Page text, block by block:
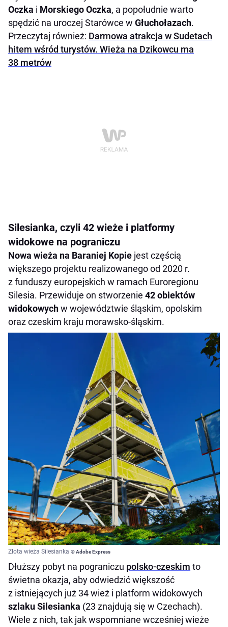
Oczka i Morskiego Oczka, a popołudnie warto
spędzić na uroczej Starówce w Głuchołazach.
Przeczytaj również: Darmowa atrakcja w Sudetach
hitem wśród turystów. Wieża na Dzikowcu ma
38 metrów
Silesianka, czyli 42 wieże i platformy
widokowe na pograniczu
Nowa wieża na Baraniej Kopie jest częścią
większego projektu realizowanego od 2020 r.
z funduszy europejskich w ramach Euroregionu
Silesia. Przewiduje on stworzenie 42 obiektów
widokowychw województwie śląskim, opolskim
oraz czeskim kraju morawsko-śląskim.
Złota wieża Silesianka © Adobe Express
Dłuższy pobyt na pograniczu polsko-czeskim to
świetna okazja, aby odwiedzić większość
z istniejących już 34 wież i platform widokowych
szlaku Silesianka (23 znajdują się w Czechach).
Wiele z nich, tak jak wspomniane wcześniej wieże